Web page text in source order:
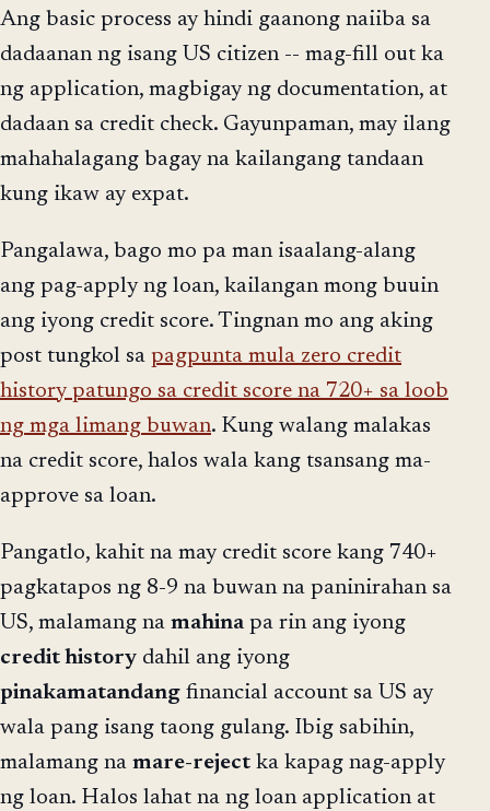
Ang basic process ay hindi gaanong naiiba sa
dadaanan ng isang US citizen -- mag-fill out ka
ng application, magbigay ng documentation, at
dadaan sa credit check. Gayunpaman, may ilang
mahahalagang bagay na kailangang tandaan
kung ikaw ay expat.
Pangalawa, bago mo pa man isaalang-alang
ang pag-apply ng loan, kailangan mong buuin
ang iyong credit score. Tingnan mo ang aking
post tungkol sa pagpunta mula zero credit
history patungo sa credit score na 720+ sa loob
ng mga limang buwan. Kung walang malakas
na credit score, halos wala kang tsansang ma-
approve sa loan.
Pangatlo, kahit na may credit score kang 740+
pagkatapos ng 8-9 na buwan na paninirahan sa
US, malamang na mahinapa rin ang iyong
credit history dahil ang iyong
pinakamatandang financial account sa US ay
wala pang isang taong gulang. Ibig sabihin,
malamang na mare-reject ka kapag nag-apply
ng loan. Halos lahat na ng loan application at